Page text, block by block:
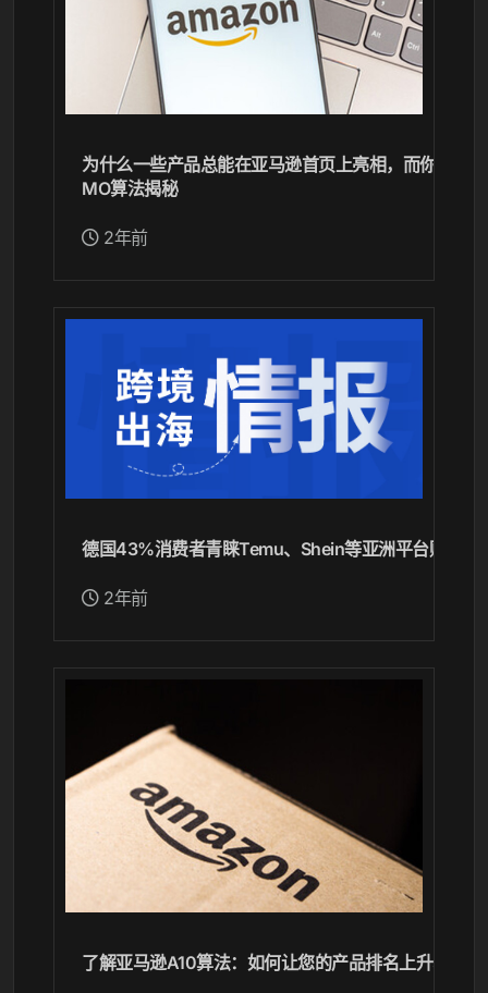
为什么一些产品总能在亚马逊首页上亮相，而你的产
MO算法揭秘
2年前
德国43%消费者青睐Temu、Shein等亚洲平台购物
2年前
了解亚马逊A10算法：如何让您的产品排名上升、销